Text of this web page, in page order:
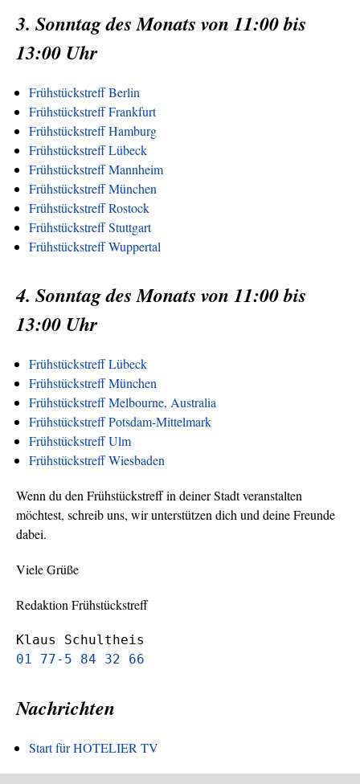
3. Sonntag des Monats von 11:00 bis
13:00 Uhr
Frühstückstreff Berlin
Frühstückstreff Frankfurt
Frühstückstreff Hamburg
Frühstückstreff Lübeck
Frühstückstreff Mannheim
Frühstückstreff München
Frühstückstreff Rostock
Frühstückstreff Stuttgart
Frühstückstreff Wuppertal
4. Sonntag des Monats von 11:00 bis
13:00 Uhr
Frühstückstreff Lübeck
Frühstückstreff München
Frühstückstreff Melbourne, Australia
Frühstückstreff Potsdam-Mittelmark
Frühstückstreff Ulm
Frühstückstreff Wiesbaden
Wenn du den Frühstückstreff in deiner Stadt veranstalten
möchtest, schreib uns, wir unterstützen dich und deine Freunde
dabei.
Viele Grüße
Redaktion Frühstückstreff
Klaus Schultheis
01 77-5 84 32 66
Nachrichten
Start für HOTELIER TV